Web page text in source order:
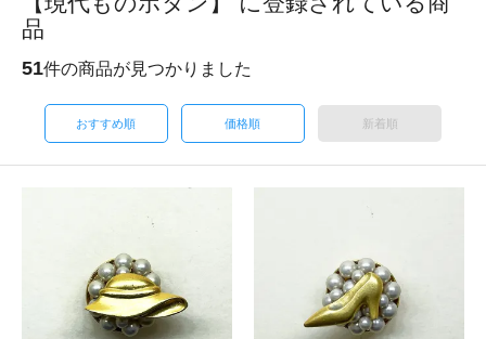
品
51件の商品が見つかりました
おすすめ順 価格順 新着順